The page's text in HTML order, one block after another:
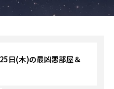
日(木)の最凶悪部屋＆